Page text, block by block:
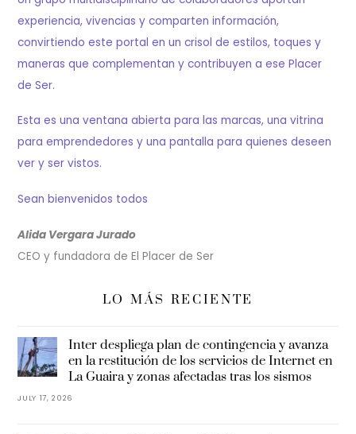
experiencia, vivencias y comparten información,
convirtiendo este portal en un crisol de estilos, toques y
maneras que complementan y contribuyen a ese Placer
de Ser.
Esta es una ventana abierta para las marcas, una vitrina
para emprendedores y una pantalla para quienes deseen
ver y ser vistos.
Sean bienvenidos todos
Alida Vergara Jurado
CEO y fundadora de El Placer de Ser
LO MÁS RECIENTE
Inter despliega plan de contingencia y avanza
en la restitución de los servicios de Internet en
La Guaira y zonas afectadas tras los sismos
JULY 17, 2026